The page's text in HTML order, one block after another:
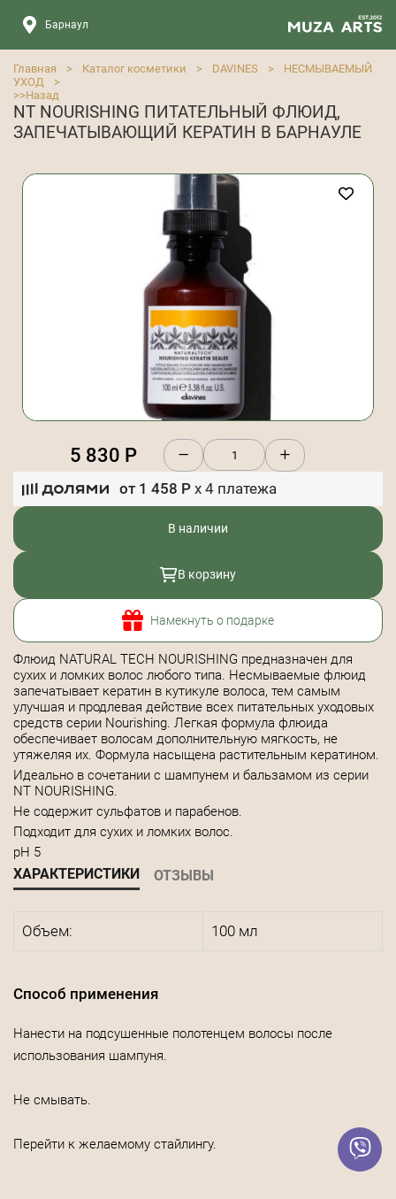
Барнаул
Главная > Каталог косметики > DAVINES >
НЕСМЫВАЕМЫЙ
УХОД
>
>>Назад
NT NOURISHING ПИТАТЕЛЬНЫЙ ФЛЮИД,
ЗАПЕЧАТЫВАЮЩИЙ КЕРАТИН В БАРНАУЛЕ
5 830 Р
от 1 458 Р x 4 платежа
В наличии
В корзину
Намекнуть о подарке
Флюид NATURAL TECH NOURISHING предназначен для
сухих и ломких волос любого типа. Несмываемые флюид
запечатывает кератин в кутикуле волоса, тем самым
улучшая и продлевая действие всех питательных уходовых
средств серии Nourishing. Легкая формула флюида
обеспечивает волосам дополнительную мягкость, не
утяжеляя их. Формула насыщена растительным кератином.
Идеально в сочетании с шампунем и бальзамом из серии
NT NOURISHING.
Не содержит сульфатов и парабенов.
Подходит для сухих и ломких волос.
рН 5
ХАРАКТЕРИСТИКИ ОТЗЫВЫ
Объем: 100 мл
Способ применения
Нанести на подсушенные полотенцем волосы после
использования шампуня.
Не смывать.
Перейти к желаемому стайлингу.